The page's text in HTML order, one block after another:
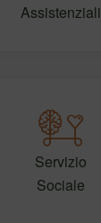
Assistenziali
Servizio
Sociale